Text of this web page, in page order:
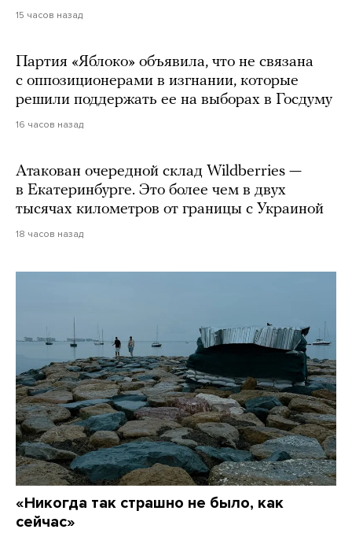
15 часов назад
Партия «Яблоко» объявила, что не связана
с оппозиционерами в изгнании, которые
решили поддержать ее на выборах в Госдуму
16 часов назад
Атакован очередной склад Wildberries —
в Екатеринбурге. Это более чем в двух
тысячах километров от границы с Украиной
18 часов назад
«Никогда так страшно не было, как
сейчас»